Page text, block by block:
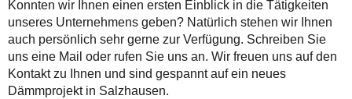
Konnten wir Ihnen einen ersten Einblick in die Tätigkeiten
unseres Unternehmens geben? Natürlich stehen wir Ihnen
auch persönlich sehr gerne zur Verfügung. Schreiben Sie
uns eine Mail oder rufen Sie uns an. Wir freuen uns auf den
Kontakt zu Ihnen und sind gespannt auf ein neues
Dämmprojekt in Salzhausen.